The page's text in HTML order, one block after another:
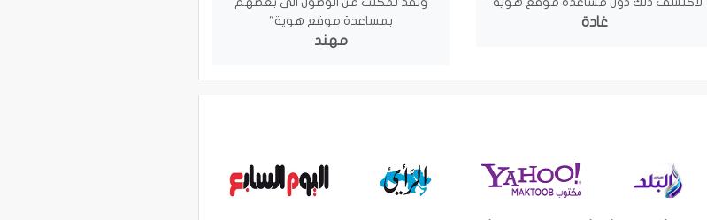
غادة
بمساعدة موقع هوية"
مهند